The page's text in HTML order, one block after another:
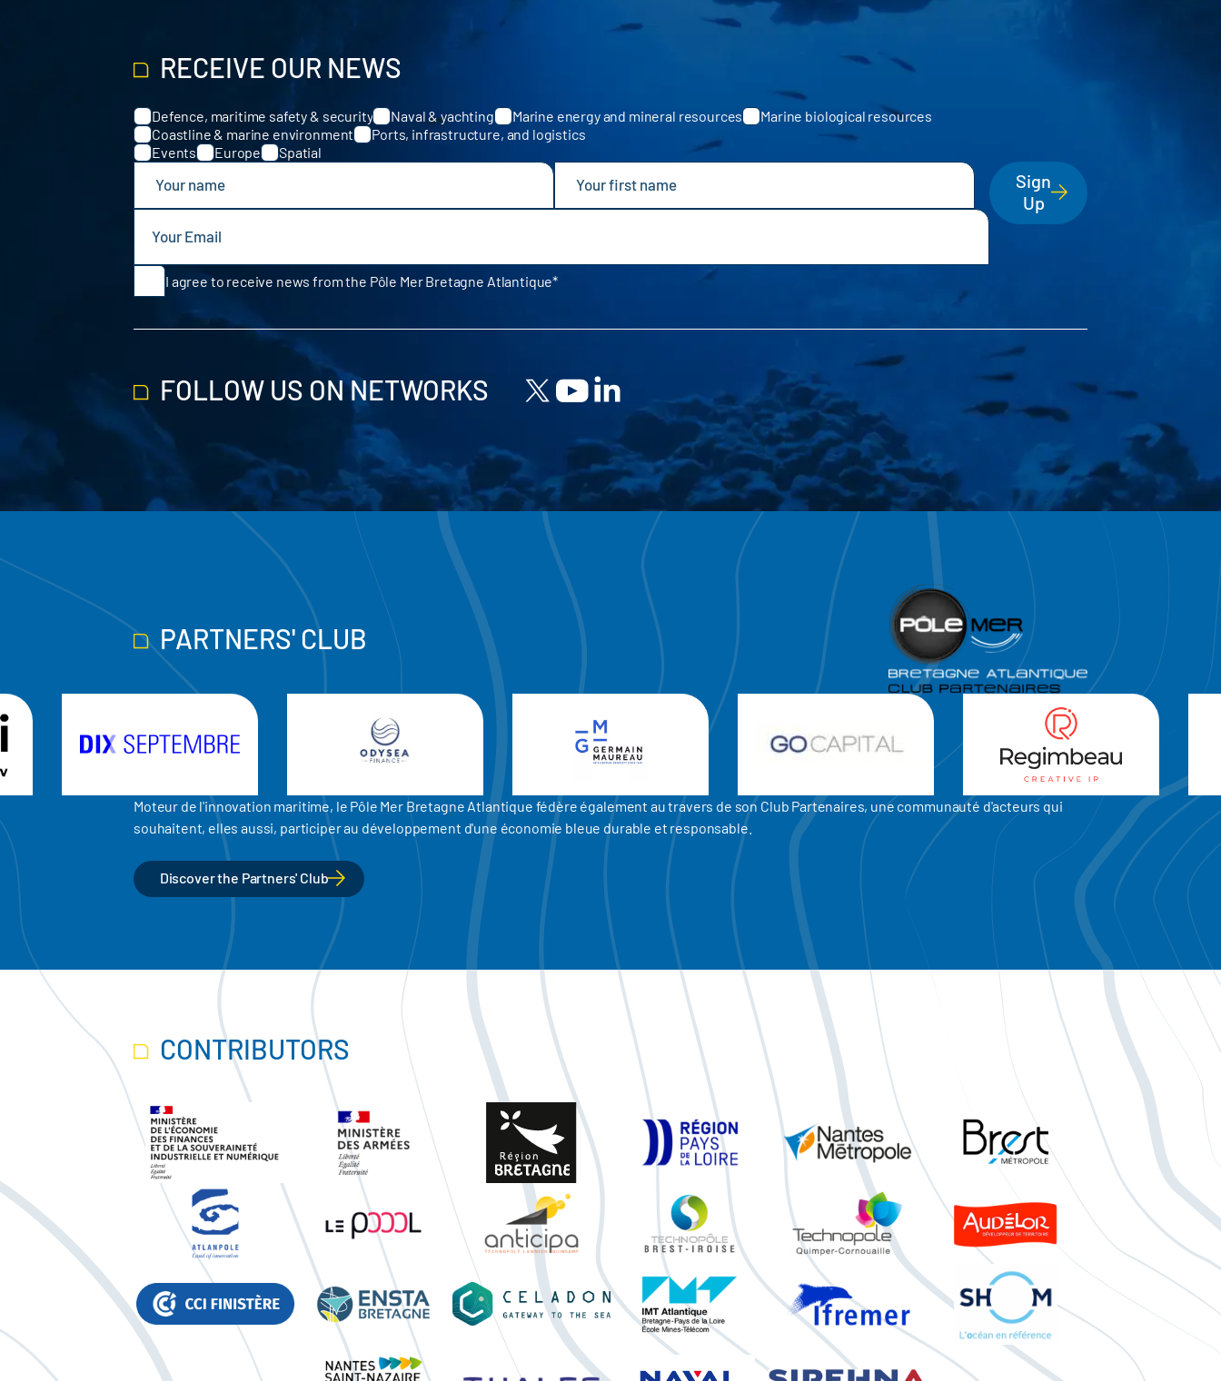
RECEIVE OUR NEWS
Categories
Defence, maritime safety & security Naval & yachting Marine energy and mineral resources
Marine biological resources
Coastline & marine environment
Ports, infrastructure, and logistics
Events
Europe Spatial
Sign
Up
I agree to receive news from the Pôle Mer Bretagne Atlantique
FOLLOW US ON NETWORKS
PARTNERS' CLUB
Moteur de l'innovation maritime, le Pôle Mer Bretagne Atlantique fédère également au travers de son Club Partenaires, une communauté d'acteurs qui
souhaitent, elles aussi, participer au développement d'une économie bleue durable et responsable.
Discover the Partners' Club
CONTRIBUTORS